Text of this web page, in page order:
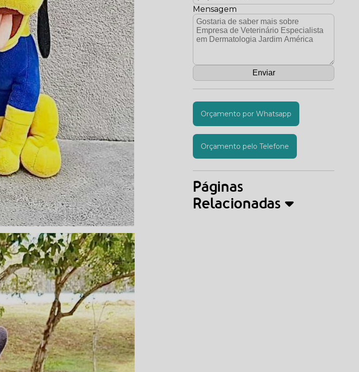
Mensagem
Orçamento por Whatsapp
Orçamento pelo Telefone
Páginas
Relacionadas